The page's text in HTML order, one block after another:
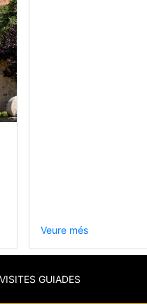
Veure més
VISITES GUIADES